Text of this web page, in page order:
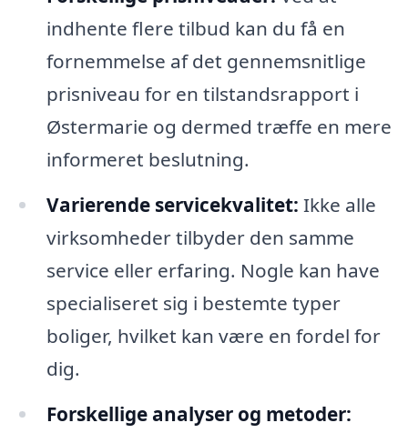
indhente flere tilbud kan du få en
fornemmelse af det gennemsnitlige
prisniveau for en tilstandsrapport i
Østermarie og dermed træffe en mere
informeret beslutning.
Varierende servicekvalitet: Ikke alle
virksomheder tilbyder den samme
service eller erfaring. Nogle kan have
specialiseret sig i bestemte typer
boliger, hvilket kan være en fordel for
dig.
Forskellige analyser og metoder: